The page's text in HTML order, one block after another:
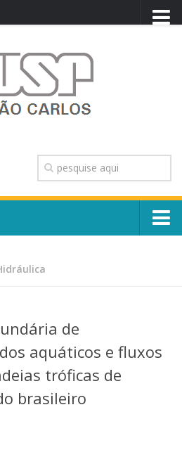
TRANSPARÊNCIA
OUVIDORIA
CONTATO
de
aquáticos e fluxos
tróficas de
brasileiro